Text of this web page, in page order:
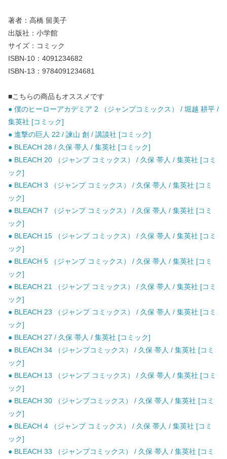
著者：高橋 留美子
出版社：小学館
サイズ：コミック
ISBN-10：4091234682
ISBN-13：9784091234681
■こちらの商品もオススメです
● 僕のヒーローアカデミア 2 （ジャンプコミックス） / 堀越 耕平 /
集英社 [コミック]
● 進撃の巨人 22 / 諫山 創 / 講談社 [コミック]
● BLEACH 28 / 久保 帯人 / 集英社 [コミック]
● BLEACH 20 （ジャンプ コミックス） / 久保 帯人 / 集英社 [コミ
ック]
● BLEACH 3 （ジャンプ コミックス） / 久保 帯人 / 集英社 [コミ
ック]
● BLEACH 7 （ジャンプ コミックス） / 久保 帯人 / 集英社 [コミ
ック]
● BLEACH 15 （ジャンプ コミックス） / 久保 帯人 / 集英社 [コミ
ック]
● BLEACH 5 （ジャンプ コミックス） / 久保 帯人 / 集英社 [コミ
ック]
● BLEACH 21 （ジャンプ コミックス） / 久保 帯人 / 集英社 [コミ
ック]
● BLEACH 23 （ジャンプ コミックス） / 久保 帯人 / 集英社 [コミ
ック]
● BLEACH 27 / 久保 帯人 / 集英社 [コミック]
● BLEACH 34 （ジャンプコミックス） / 久保 帯人 / 集英社 [コミ
ック]
● BLEACH 13 （ジャンプ コミックス） / 久保 帯人 / 集英社 [コミ
ック]
● BLEACH 30 （ジャンプコミックス） / 久保 帯人 / 集英社 [コミ
ック]
● BLEACH 4 （ジャンプ コミックス） / 久保 帯人 / 集英社 [コミ
ック]
● BLEACH 33 （ジャンプコミックス） / 久保 帯人 / 集英社 [コミ